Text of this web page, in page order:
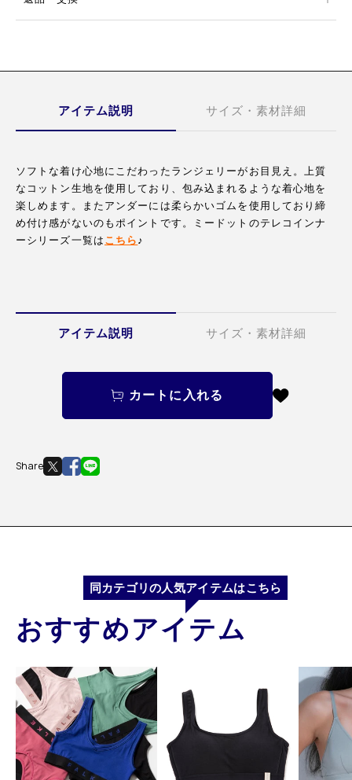
アイテム説明 サイズ・素材詳細
ソフトな着け心地にこだわったランジェリーがお目見え。上質
なコットン生地を使用しており、包み込まれるような着心地を
楽しめます。またアンダーには柔らかいゴムを使用しており締
め付け感がないのもポイントです。ミードットのテレコインナ
ーシリーズ一覧は こちら ♪
アイテム説明 サイズ・素材詳細
カートに入れる
Share
おすすめアイテム
同カテゴリの人気アイテムはこちら